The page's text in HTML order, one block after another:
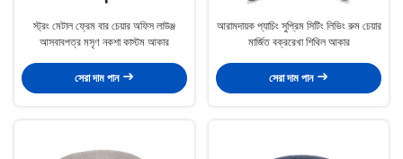
স্ট্রং মেটাল ফ্রেম বার চেয়ার অফিস লাউঞ্জ
আসবাবপত্র মসৃণ নকশা কাস্টম আকার
সেরা দাম পান
আরামদায়ক প্যাচিং সুপ্রিম সিটিং লিভিং রুম চেয়ার
মার্জিত বক্ররেখা শিথিল আকার
সেরা দাম পান